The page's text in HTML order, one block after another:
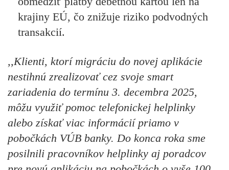
krajiny EÚ, čo znižuje riziko podvodných
transakcií.
,,Klienti, ktorí migráciu do novej aplikácie
nestihnú zrealizovať cez svoje smart
zariadenia do termínu 3. decembra 2025,
môžu využiť pomoc telefonickej helplinky
alebo získať viac informácií priamo v
pobočkách VÚB banky. Do konca roka sme
posilnili pracovníkov helplinky aj poradcov